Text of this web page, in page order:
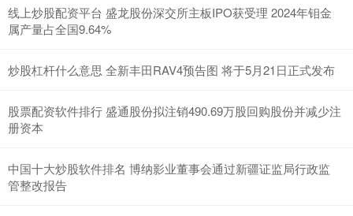
线上炒股配资平台 盛龙股份深交所主板IPO获受理 2024年钼金
属产量占全国9.64%
炒股杠杆什么意思 全新丰田RAV4预告图 将于5月21日正式发布
股票配资软件排行 盛通股份拟注销490.69万股回购股份并减少注
册资本
中国十大炒股软件排名 博纳影业董事会通过新疆证监局行政监
管整改报告